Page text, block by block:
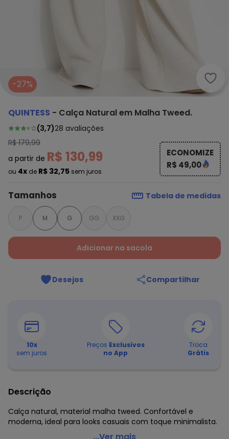
-27%
QUINTESS - Calça Natural em Malha Tweed.
(3,7)28 avaliações
R$ 179,99
a partir de R$ 130,99
ou 4x de R$ 32,75 sem juros
ECONOMIZE
R$ 49,00
Tamanhos Tabela de medidas
P M G GG XXG
Adicionar na sacola
Desejos Compartilhar
10x
sem juros
Preços Exclusivos
no App
Troca
Grátis
Descrição
Calça natural, material malha tweed. Confortável e
moderna, ideal para looks casuais com toque minimalista.
Quintess - Calça Natural em Malha Tweed.